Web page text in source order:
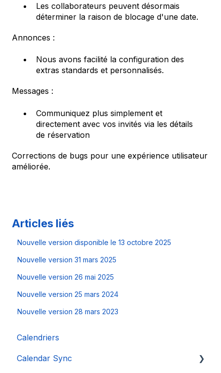
Les collaborateurs peuvent désormais
déterminer la raison de blocage d'une date.
Annonces :
Nous avons facilité la configuration des
extras standards et personnalisés.
Messages :
Communiquez plus simplement et
directement avec vos invités via les détails
de réservation
Corrections de bugs pour une expérience utilisateur
améliorée.
Articles liés
Nouvelle version disponible le 13 octobre 2025
Nouvelle version 31 mars 2025
Nouvelle version 26 mai 2025
Nouvelle version 25 mars 2024
Nouvelle version 28 mars 2023
Calendriers
Calendar Sync